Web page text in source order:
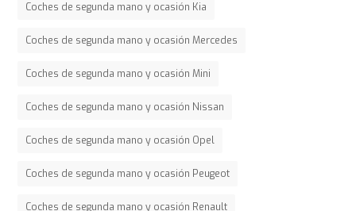
Coches de segunda mano y ocasión Kia
Coches de segunda mano y ocasión Mercedes
Coches de segunda mano y ocasión Mini
Coches de segunda mano y ocasión Nissan
Coches de segunda mano y ocasión Opel
Coches de segunda mano y ocasión Peugeot
Coches de segunda mano y ocasión Renault